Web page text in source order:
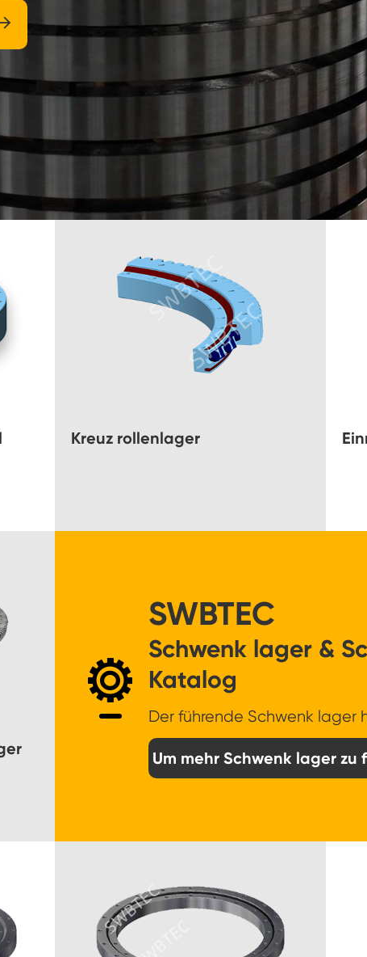
Schlinglager Hochpräzises Kreuz
Wurm gang Slew Drive
SCROLL DOWN
Kreuz rollenlager

SWBTEC
Schwenk lager &
Katalog
Der führende Schwenk lager
Um mehr Schwenk lager zu